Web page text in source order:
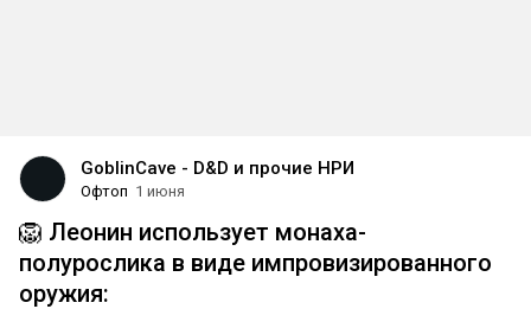
GoblinCave - D&D и прочие НРИ
Офтоп 1 июня
🦁 Леонин использует монаха-
полурослика в виде импровизированного
оружия: